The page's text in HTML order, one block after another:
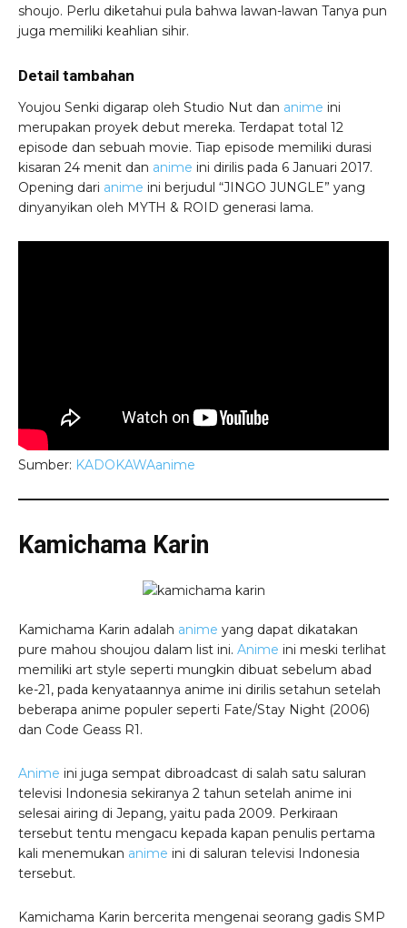
shoujo. Perlu diketahui pula bahwa lawan-lawan Tanya pun
juga memiliki keahlian sihir.
Detail tambahan
Youjou Senki digarap oleh Studio Nut dan anime ini
merupakan proyek debut mereka. Terdapat total 12
episode dan sebuah movie. Tiap episode memiliki durasi
kisaran 24 menit dan anime ini dirilis pada 6 Januari 2017.
Opening dari anime ini berjudul “JINGO JUNGLE” yang
dinyanyikan oleh MYTH & ROID generasi lama.
Sumber: KADOKAWAanime
Kamichama Karin
Kamichama Karin adalah anime yang dapat dikatakan
pure mahou shoujou dalam list ini. Anime ini meski terlihat
memiliki art style seperti mungkin dibuat sebelum abad
ke-21, pada kenyataannya anime ini dirilis setahun setelah
beberapa anime populer seperti Fate/Stay Night (2006)
dan Code Geass R1.
Anime ini juga sempat dibroadcast di salah satu saluran
televisi Indonesia sekiranya 2 tahun setelah anime ini
selesai airing di Jepang, yaitu pada 2009. Perkiraan
tersebut tentu mengacu kepada kapan penulis pertama
kali menemukan anime ini di saluran televisi Indonesia
tersebut.
Kamichama Karin bercerita mengenai seorang gadis SMP